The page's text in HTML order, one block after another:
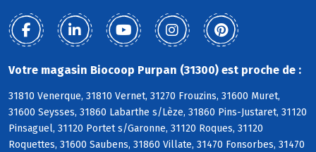
Votre magasin Biocoop Purpan (31300) est proche de :
31810 Venerque, 31810 Vernet, 31270 Frouzins, 31600 Muret,
31600 Seysses, 31860 Labarthe s/Lèze, 31860 Pins-Justaret, 31120
Pinsaguel, 31120 Portet s/Garonne, 31120 Roques, 31120
Roquettes, 31600 Saubens, 31860 Villate, 31470 Fonsorbes, 31470